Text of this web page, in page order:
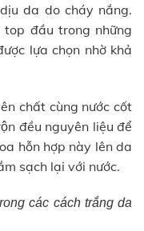
da do cháy nắng.
đầu trong những
lựa chọn nhờ khả
chất cùng nước cốt
đều nguyên liệu để
hỗn hợp này lên da
sạch lại với nước.
các cách trắng da